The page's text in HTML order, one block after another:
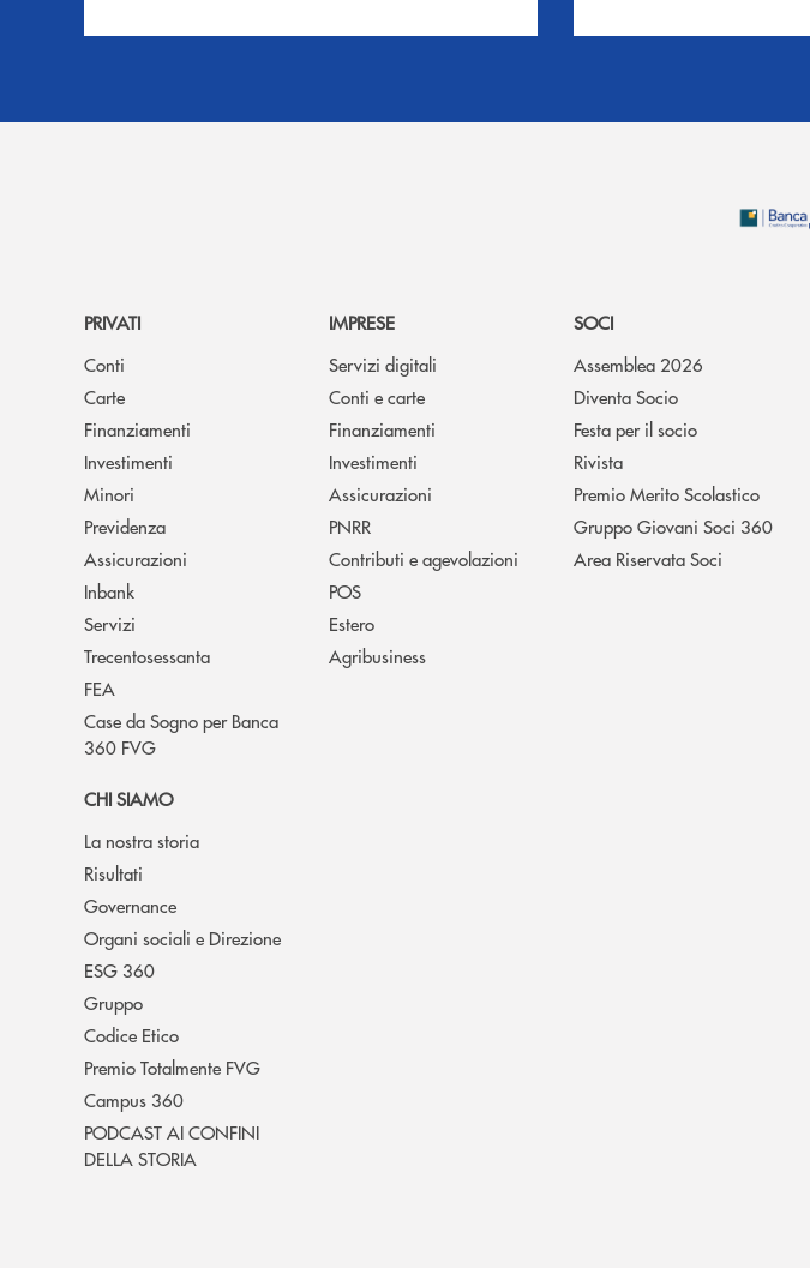
PRIVATI
Conti
Carte
Finanziamenti
Investimenti
Minori
Previdenza
Assicurazioni
Inbank
Servizi
Trecentosessanta
FEA
Case da Sogno per Banca
360 FVG
IMPRESE
Servizi digitali
Conti e carte
Finanziamenti
Investimenti
Assicurazioni
PNRR
Contributi e agevolazioni
POS
Estero
Agribusiness
SOCI
Assemblea 2026
Diventa Socio
Festa per il socio
Rivista
Premio Merito Scolastico
Gruppo Giovani Soci 360
Area Riservata Soci
CHI SIAMO
La nostra storia
Risultati
Governance
Organi sociali e Direzione
ESG 360
Gruppo
Codice Etico
Premio Totalmente FVG
Campus 360
PODCAST AI CONFINI
DELLA STORIA